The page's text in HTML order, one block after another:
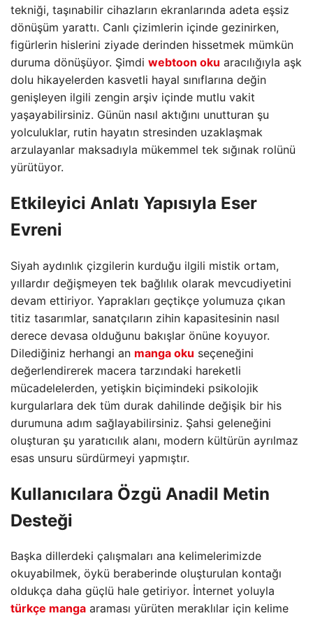
tekniği, taşınabilir cihazların ekranlarında adeta eşsiz
dönüşüm yarattı. Canlı çizimlerin içinde gezinirken,
figürlerin hislerini ziyade derinden hissetmek mümkün
duruma dönüşüyor. Şimdi webtoon oku aracılığıyla aşk
dolu hikayelerden kasvetli hayal sınıflarına değin
genişleyen ilgili zengin arşiv içinde mutlu vakit
yaşayabilirsiniz. Günün nasıl aktığını unutturan şu
yolculuklar, rutin hayatın stresinden uzaklaşmak
arzulayanlar maksadıyla mükemmel tek sığınak rolünü
yürütüyor.
Etkileyici Anlatı Yapısıyla Eser
Evreni
Siyah aydınlık çizgilerin kurduğu ilgili mistik ortam,
yıllardır değişmeyen tek bağlılık olarak mevcudiyetini
devam ettiriyor. Yaprakları geçtikçe yolumuza çıkan
titiz tasarımlar, sanatçıların zihin kapasitesinin nasıl
derece devasa olduğunu bakışlar önüne koyuyor.
Dilediğiniz herhangi an manga oku seçeneğini
değerlendirerek macera tarzındaki hareketli
mücadelelerden, yetişkin biçimindeki psikolojik
kurgularlara dek tüm durak dahilinde değişik bir his
durumuna adım sağlayabilirsiniz. Şahsi geleneğini
oluşturan şu yaratıcılık alanı, modern kültürün ayrılmaz
esas unsuru sürdürmeyi yapmıştır.
Kullanıcılara Özgü Anadil Metin
Desteği
Başka dillerdeki çalışmaları ana kelimelerimizde
okuyabilmek, öykü beraberinde oluşturulan kontağı
oldukça daha güçlü hale getiriyor. İnternet yoluyla
türkçe manga araması yürüten meraklılar için kelime